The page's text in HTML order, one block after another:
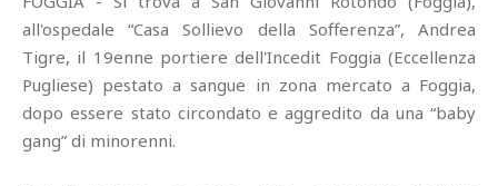
all'ospedale “Casa Sollievo della Sofferenza”, Andrea
Tigre, il 19enne portiere dell'Incedit Foggia (Eccellenza
Pugliese) pestato a sangue in zona mercato a Foggia,
dopo essere stato circondato e aggredito da una “baby
gang” di minorenni.